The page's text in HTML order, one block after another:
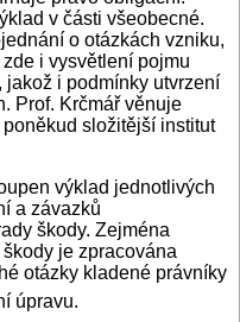
v části všeobecné.
o otázkách vzniku,
i vysvětlení pojmu
jakož i podmínky utvrzení
Prof. Krčmář věnuje
složitější institut
výklad jednotlivých
a závazků
škody. Zejména
je zpracována
otázky kladené právníky
úpravu.